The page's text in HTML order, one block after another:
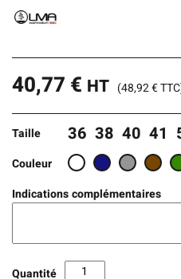
40,77 € HT (48,92€
Taille 36 38 40 41
Couleur
Indications complémentaires
Quantité